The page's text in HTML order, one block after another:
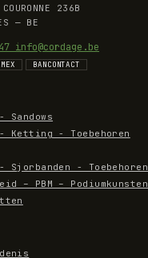
236B
— BE
info@cordage.be
BANCONTACT
Sandows
Ketting - Toebehoren
- Sjorbanden - Toebehoren
– PBM – Podiumkunsten